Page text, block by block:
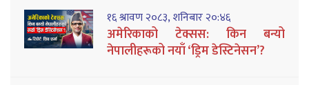
१६ श्रावण २०८३, शनिबार २०:४६
अमेरिकाको टेक्सस: किन बन्यो
नेपालीहरूको नयाँ ‘ड्रिम डेस्टिनेसन’?